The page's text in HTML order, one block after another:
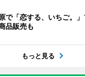
で「恋する、いちご。
品販売も
もっと見る